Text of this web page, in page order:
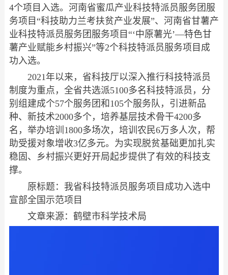
4个项目入选。河南省蜜瓜产业科技特派员服务团服
务项目“科技助力兰考扶贫产业发展”、河南省甘薯产
业科技特派员服务团服务项目“‘中原薯光’—特色甘
薯产业赋能乡村振兴”等2个科技特派员服务项目成
功入选。
2021年以来，省科技厅以深入推行科技特派员
制度为重点，全省共选派5100多名科技特派员，分
别组建成个57个服务团和105个服务队，引进新品
种、新技术2000多个，培养基层技术骨干4200多
名，举办培训1800多场次，培训农民6万多人次，帮
助受援对象增收3亿多元。为实现脱贫基础更加扎实
稳固、乡村振兴更好开局起步提供了有效的科技支
撑。
原标题：我省科技特派员服务项目成功入选中
宣部全国示范项目
文章来源：鹤壁市科学技术局